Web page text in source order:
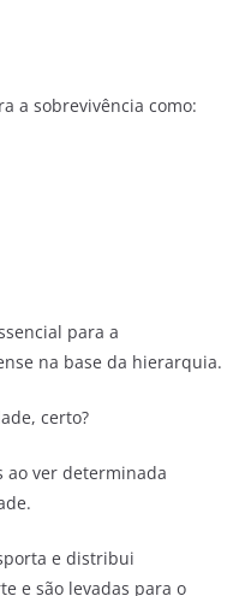
a sobrevivência como:
para a
na base da hierarquia.
certo?
ao ver determinada
e distribui
e são levadas para o